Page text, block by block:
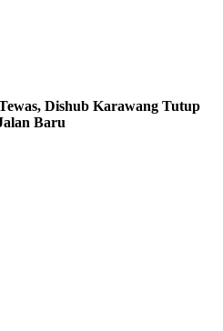
Dishub Karawang Tutup
Baru